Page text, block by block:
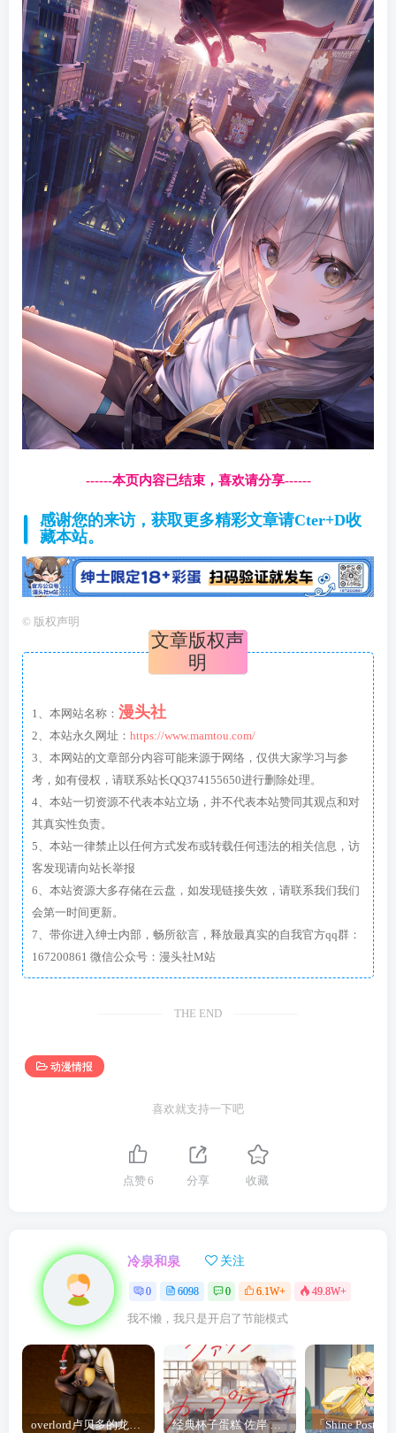
------本页内容已结束，喜欢请分享------
感谢您的来访，获取更多精彩文章请Cter+D收
藏本站。
© 版权声明
文章版权声
明
1、本网站名称： 漫头社
2、本站永久网址： https://www.mamtou.com/
3、本网站的文章部分内容可能来源于网络，仅供大家学习与参
考，如有侵权，请联系站长QQ374155650进行删除处理。
4、本站一切资源不代表本站立场，并不代表本站赞同其观点和对
其真实性负责。
5、本站一律禁止以任何方式发布或转载任何违法的相关信息，访
客发现请向站长举报
6、本站资源大多存储在云盘，如发现链接失效，请联系我们我们
会第一时间更新。
7、带你进入绅士内部，畅所欲言，释放最真实的自我官方qq群：
167200861 微信公众号：漫头社M站
THE END
动漫情报
喜欢就支持一下吧
点赞6 分享 收藏
冷泉和泉 关注
0 6098 0 6.1W+ 49.8W+
我不懒，我只是开启了节能模式
overlord卢贝多的龙王谁厉害 「Overlord」露普斯蕾琪娜·贝塔手办开订 经典杯子蛋糕 佐岸 漫画「经典杯子蛋糕」宣布真人日剧化